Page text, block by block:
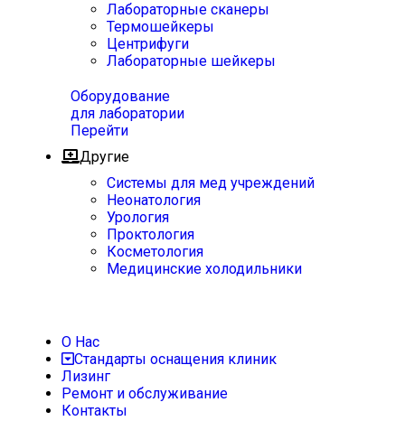
Лабораторные сканеры
Термошейкеры
Центрифуги
Лабораторные шейкеры
Оборудование
для лаборатории
Перейти
Другие
Системы для мед учреждений
Неонатология
Урология
Проктология
Косметология
Медицинские холодильники
О Нас
Стандарты оснащения клиник
Лизинг
Ремонт и обслуживание
Контакты